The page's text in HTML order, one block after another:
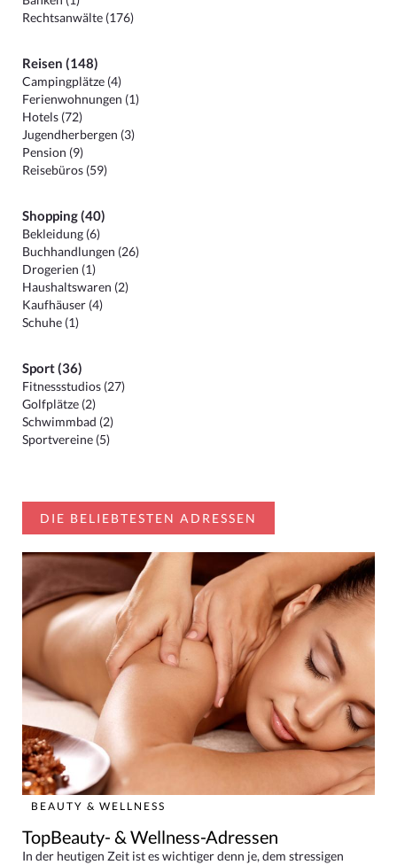
Rechtsanwälte (176)
Reisen (148)
Campingplätze (4)
Ferienwohnungen (1)
Hotels (72)
Jugendherbergen (3)
Pension (9)
Reisebüros (59)
Shopping (40)
Bekleidung (6)
Buchhandlungen (26)
Drogerien (1)
Haushaltswaren (2)
Kaufhäuser (4)
Schuhe (1)
Sport (36)
Fitnessstudios (27)
Golfplätze (2)
Schwimmbad (2)
Sportvereine (5)
DIE BELIEBTESTEN ADRESSEN
BEAUTY & WELLNESS
TopBeauty- & Wellness-Adressen
In der heutigen Zeit ist es wichtiger denn je, dem stressigen